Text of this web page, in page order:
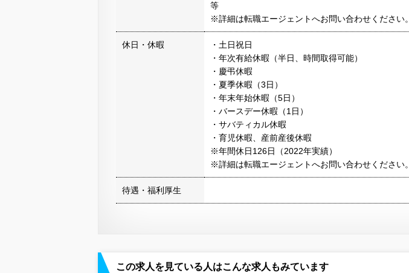
等
※詳細は転職エージェントへお問い合わせください。
休日・休暇
・土日祝日
・年次有給休暇（半日、時間取得可能）
・慶弔休暇
・夏季休暇（3日）
・年末年始休暇（5日）
・バースデー休暇（1日）
・サバティカル休暇
・育児休暇、産前産後休暇
※年間休日126日（2022年実績）
※詳細は転職エージェントへお問い合わせください。
待遇・福利厚生
この求人を見ている人はこんな求人もみています